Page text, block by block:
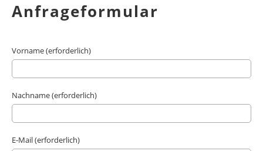
Anfrageformular
Vorname (erforderlich)
Nachname (erforderlich)
E-Mail (erforderlich)